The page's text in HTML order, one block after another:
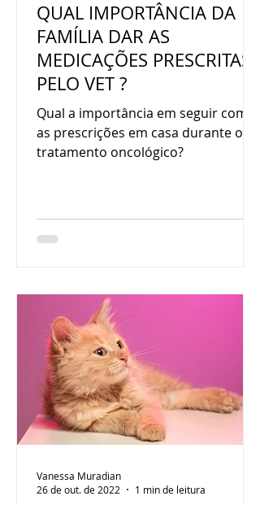
QUAL IMPORTÂNCIA DA
FAMÍLIA DAR AS
MEDICAÇÕES PRESCRITAS
PELO VET ?
Qual a importância em seguir com
as prescrições em casa durante o
tratamento oncológico?
Vanessa Muradian
26 de out. de 2022
1 min de leitura